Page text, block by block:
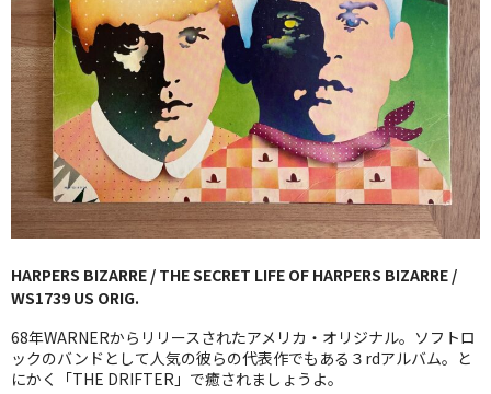
新譜
GG RECORD （当店のレーベル）
全商品
JAZZ-US
BLUE NOTE
JAZZ-JP
JAZZ-VOCAL
HARPERS BIZARRE / THE SECRET LIFE OF HARPERS BIZARRE /
WS1739 US ORIG.
68年WARNERからリリースされたアメリカ・オリジナル。ソフトロ
ックのバンドとして人気の彼らの代表作でもある３rdアルバム。と
にかく「THE DRIFTER」で癒されましょうよ。